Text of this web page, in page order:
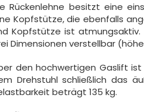
Rückenlehne besitzt eine
Kopfstütze, die ebenfalls
Kopfstütze ist atmungsaktiv.
Dimensionen verstellbar
den hochwertigen Gaslift
Drehstuhl schließlich das
beträgt 135 kg.